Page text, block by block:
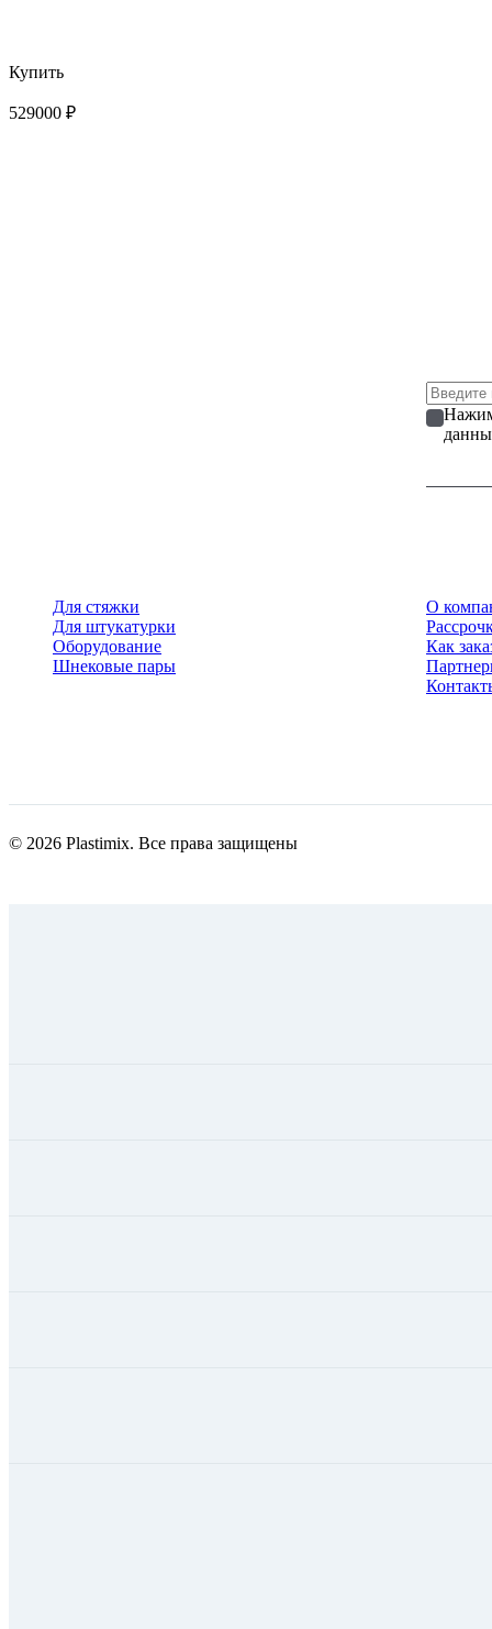
Купить
529000 ₽
Для стяжки
Для штукатурки
Оборудование
Шнековые пары
О
Как
© 2026 Plastimix. Все права защищены